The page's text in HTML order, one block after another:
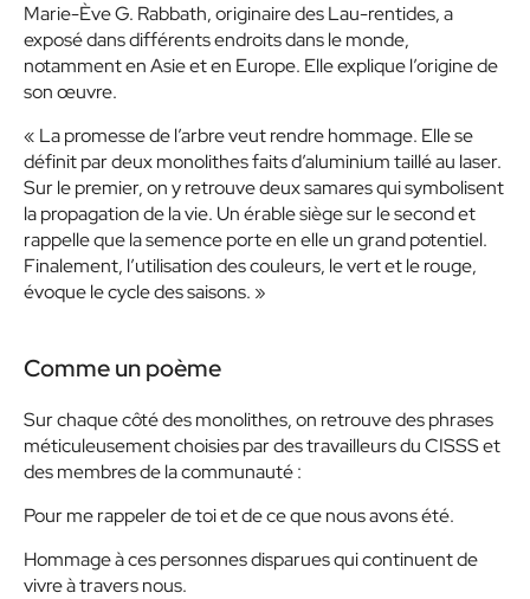
Marie-Ève G. Rabbath, originaire des Lau-rentides, a
exposé dans différents endroits dans le monde,
notamment en Asie et en Europe. Elle explique l’origine de
son œuvre.
« La promesse de l’arbre veut rendre hommage. Elle se
définit par deux monolithes faits d’aluminium taillé au laser.
Sur le premier, on y retrouve deux samares qui symbolisent
la propagation de la vie. Un érable siège sur le second et
rappelle que la semence porte en elle un grand potentiel.
Finalement, l’utilisation des couleurs, le vert et le rouge,
évoque le cycle des saisons. »
Comme un poème
Sur chaque côté des monolithes, on retrouve des phrases
méticuleusement choisies par des travailleurs du CISSS et
des membres de la communauté :
Pour me rappeler de toi et de ce que nous avons été.
Hommage à ces personnes disparues qui continuent de
vivre à travers nous.